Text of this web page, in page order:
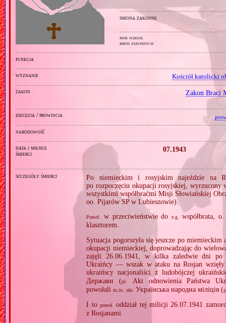
imiona zakonne
inne wersje
imion zakonnych
funkcja
wyznanie Kościół katolicki
zakon Zakon Braci
diecezja / prowincja
narodowość
data i miejsce
śmierci
07.1943
szczegóły śmierci
Po niemieckim i rosyjskim najeździe na
po rozpoczęciu okupacji rosyjskiej, wyrzucony
wszystkimi współbraćmi Misji Słowiańskiej
oo. Pijarów SP w Lubieszowie).
Prawd. w przeciwieństwie do e.g.
współbrata,
klasztorem.
Sytuacja pogorszyła się jeszcze po
okupacji niemieckiej, doprowadzając do
zajęli 26.06.1941, w kilka zaledwie dni po
Ukraińcy — wszak w ataku na Rosjan
ukraińscy nacjonaliści z ludobójczej
Держави (pl.
Akt odnowienia Państwa
powołalim.in. ukr. Українська народна міліція (
I toprawd.
oddział tej milicji 26.07.1941
z Rosjanami.